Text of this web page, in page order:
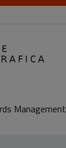
Management